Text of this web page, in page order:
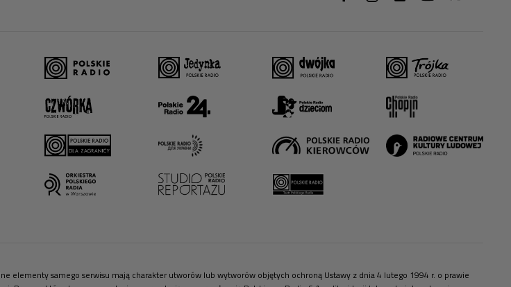
elementy samego serwisu mają charakter utworów lub wytworów objętych ochroną Ustawy z dnia 4 lutego 1994 r. o prawie